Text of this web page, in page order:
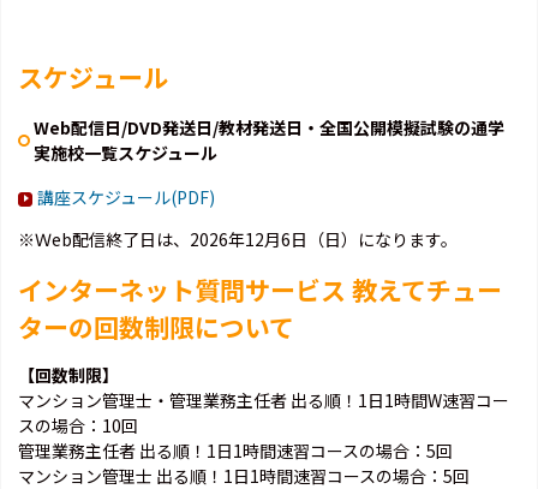
スケジュール
Web配信日/DVD発送日/教材発送日・全国公開模擬試験の通学
実施校一覧スケジュール
講座スケジュール(PDF)
※Ｗeb配信終了日は、2026年12月6日（日）になります。
インターネット質問サービス 教えてチュー
ターの回数制限について
【回数制限】
マンション管理士・管理業務主任者 出る順！1日1時間W速習コー
スの場合：10回
管理業務主任者 出る順！1日1時間速習コースの場合：5回
マンション管理士 出る順！1日1時間速習コースの場合：5回